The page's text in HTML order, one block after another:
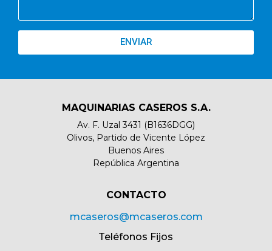
ENVIAR
MAQUINARIAS CASEROS S.A.
Av. F. Uzal 3431 (B1636DGG)
Olivos, Partido de Vicente López
Buenos Aires
República Argentina
CONTACTO​
mcaseros@mcaseros.com
Teléfonos Fijos